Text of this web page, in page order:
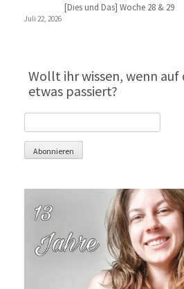
[Dies und Das] Woche 28 & 29
Juli 22, 2026
Wollt ihr wissen, wenn auf
etwas passiert?